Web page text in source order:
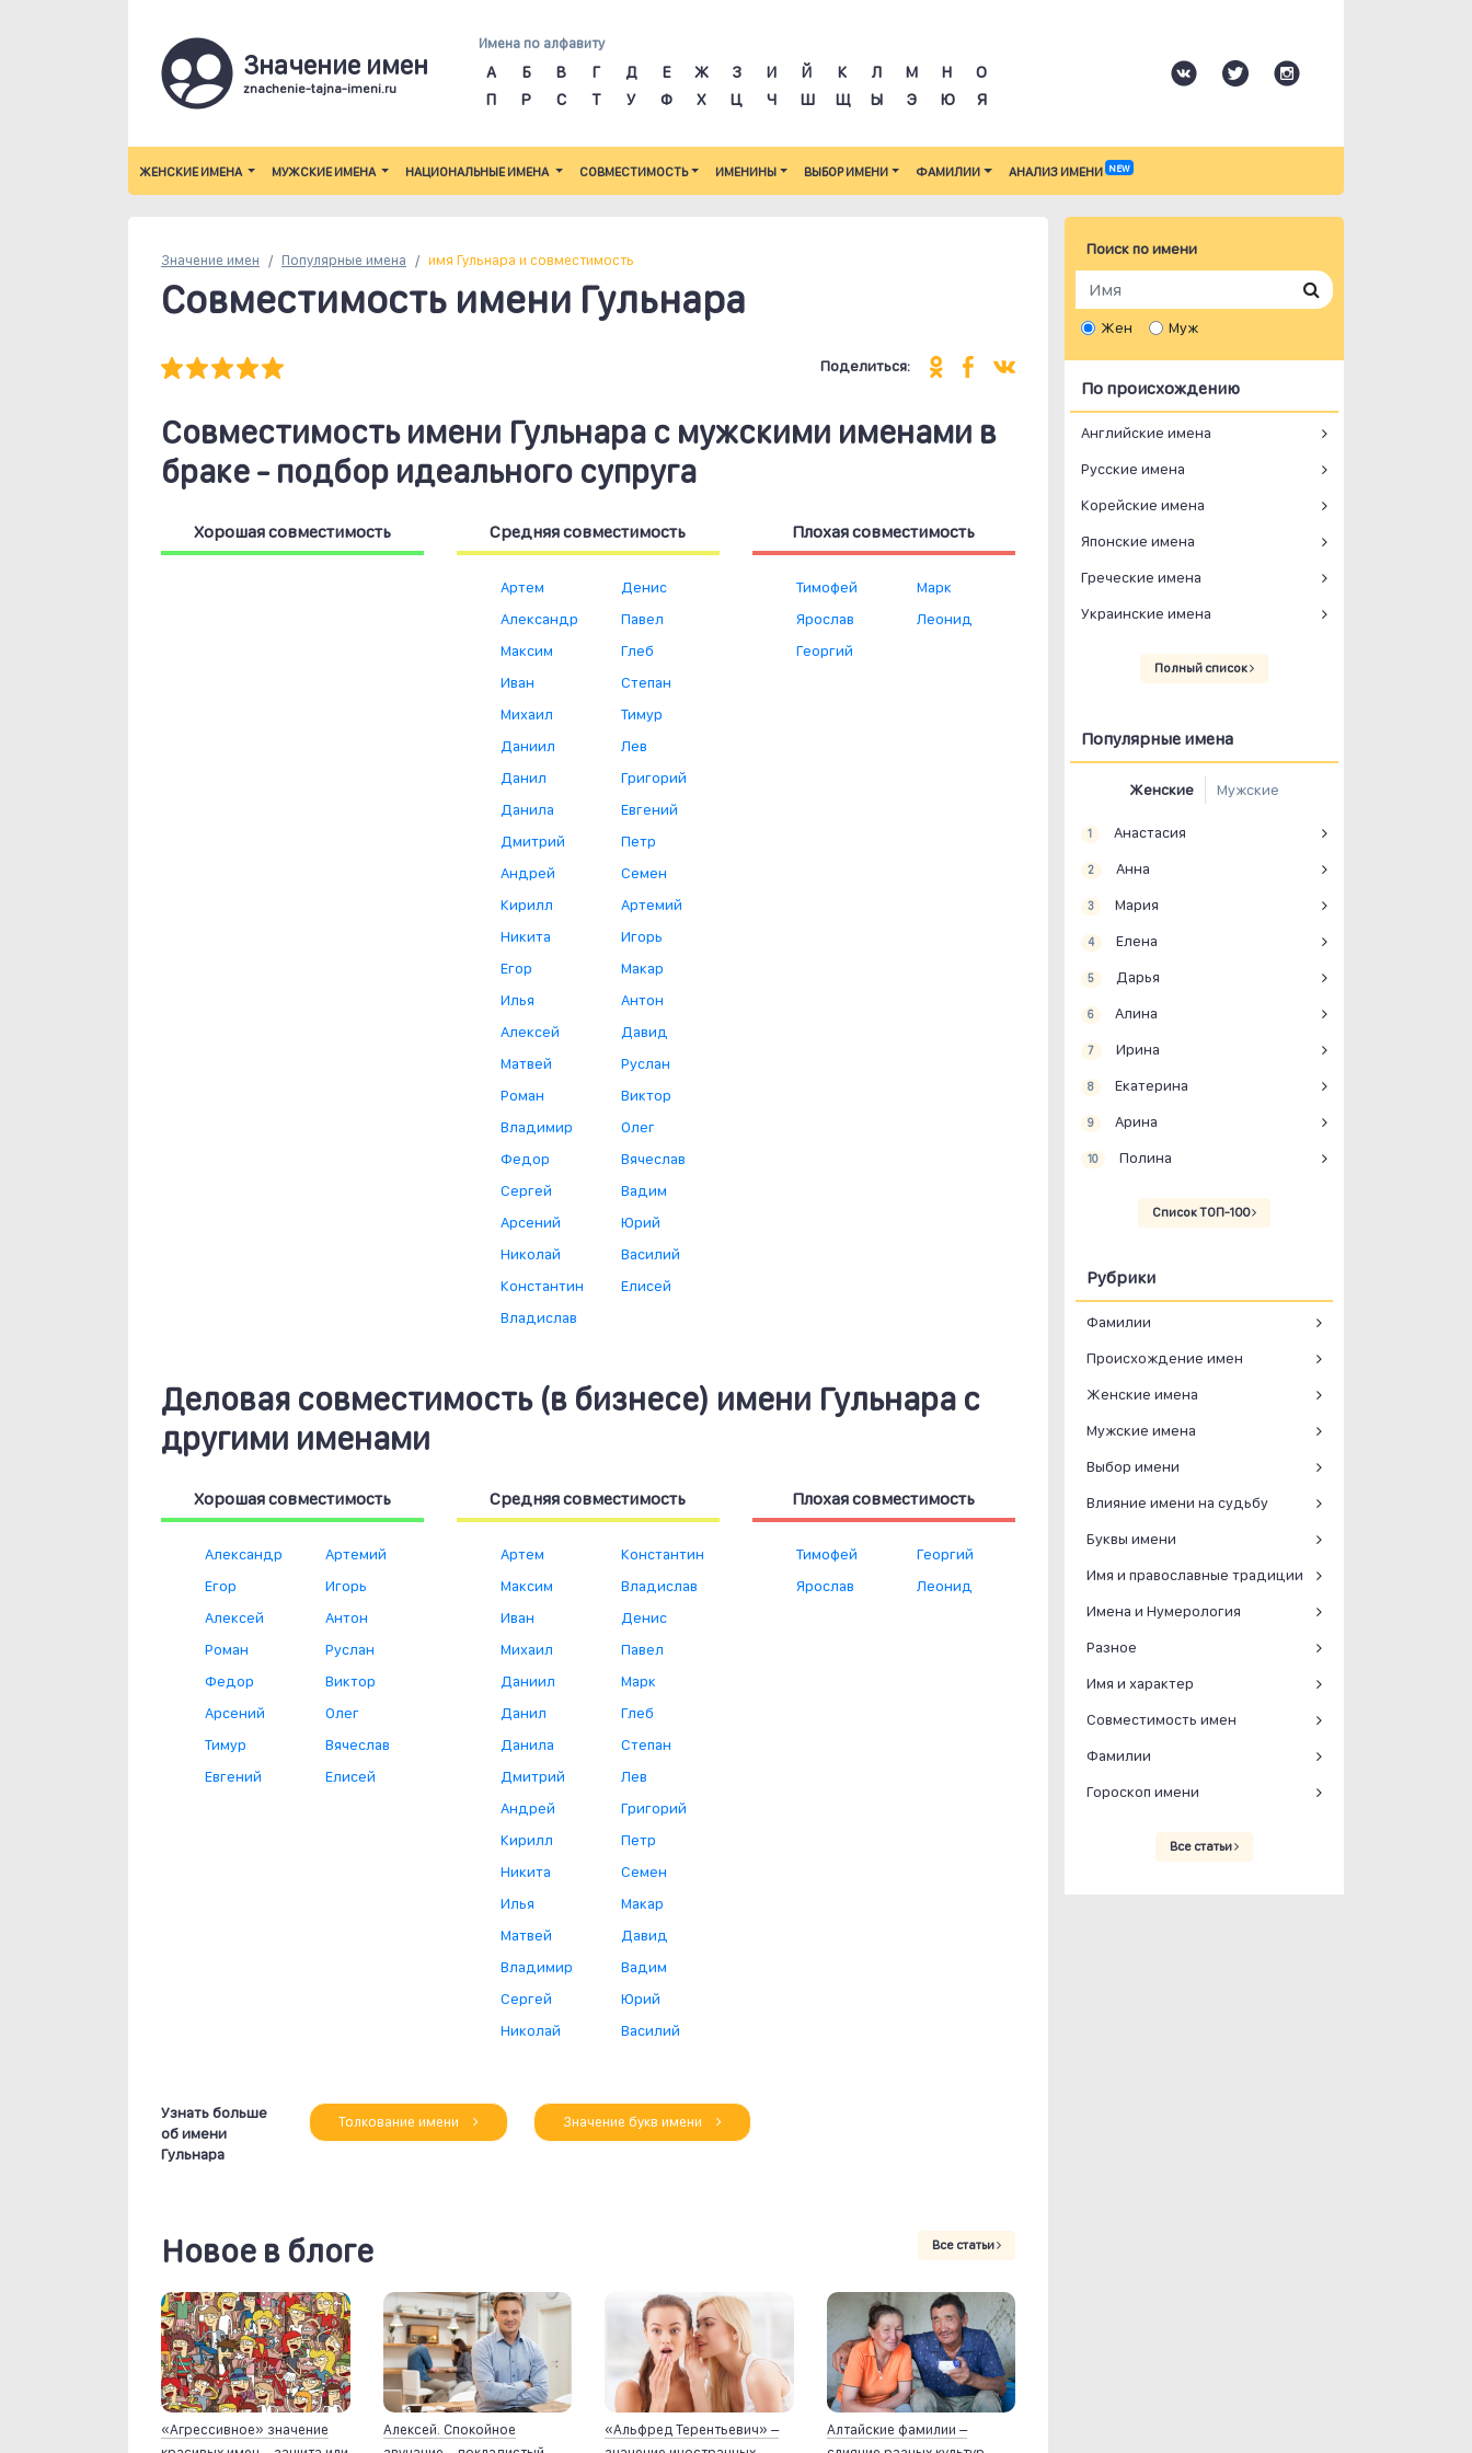
Значение имен
znachenie-tajna-imeni.ru
Имена по алфавиту
А Б В Г Д Е Ж З И Й К Л М Н
О
П
Р С Т У Ф Х Ц Ч Ш Щ Ы Э Ю Я
ЖЕНСКИЕ ИМЕНА МУЖСКИЕ ИМЕНА НАЦИОНАЛЬНЫЕ ИМЕНА СОВМЕСТИМОСТЬ ИМЕНИНЫ ВЫБОР ИМЕНИ ФАМИЛИИ АНАЛИЗ ИМЕНИ NEW
Значение имен Популярные имена имя Гульнара и совместимость
Совместимость имени Гульнара
Поделиться:
Совместимость имени Гульнара c мужскими именами в
браке - подбор идеального супруга
Хорошая совместимость Средняя совместимость
Артем
Александр
Максим
Иван
Михаил
Даниил
Данил
Данила
Дмитрий
Андрей
Кирилл
Никита
Егор
Илья
Алексей
Матвей
Роман
Владимир
Федор
Сергей
Арсений
Николай
Константин
Владислав
Денис
Павел
Глеб
Степан
Тимур
Лев
Григорий
Евгений
Петр
Семен
Артемий
Игорь
Макар
Антон
Давид
Руслан
Виктор
Олег
Вячеслав
Вадим
Юрий
Василий
Елисей
Плохая совместимость
Тимофей
Ярослав
Георгий
Марк
Леонид
Деловая совместимость (в бизнесе) имени Гульнара с
другими именами
Хорошая совместимость
Александр
Егор
Алексей
Роман
Федор
Арсений
Тимур
Евгений
Артемий
Игорь
Антон
Руслан
Виктор
Олег
Вячеслав
Елисей
Средняя совместимость
Артем
Максим
Иван
Михаил
Даниил
Данил
Данила
Дмитрий
Андрей
Кирилл
Никита
Илья
Матвей
Владимир
Сергей
Николай
Константин
Владислав
Денис
Павел
Марк
Глеб
Степан
Лев
Григорий
Петр
Семен
Макар
Давид
Вадим
Юрий
Василий
Плохая совместимость
Тимофей
Ярослав
Георгий
Леонид
Узнать больше
об имени
Гульнара
Толкование имени Значение букв имени
Новое в блоге Все статьи
«Агрессивное» значение
Алексей. Спокойное
«Альфред Терентьевич» –
Алтайские фамилии –
Поиск по имени
Жен Муж
По происхождению
Английские имена
Русские имена
Корейские имена
Японские имена
Греческие имена
Украинские имена
Полный список
Популярные имена
Женские Мужские
1 Анастасия
2 Анна
3 Мария
4 Елена
5 Дарья
6 Алина
7 Ирина
8 Екатерина
9 Арина
10 Полина
Список ТОП-100
Рубрики
Фамилии
Происхождение имен
Женские имена
Мужские имена
Выбор имени
Влияние имени на судьбу
Буквы имени
Имя и православные традиции
Имена и Нумерология
Разное
Имя и характер
Совместимость имен
Фамилии
Гороскоп имени
Все статьи